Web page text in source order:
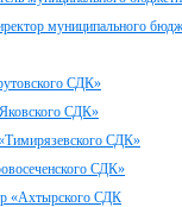
муниципального
СДК»
СДК»
СДК»
СДК»
«Ахтырского СДК